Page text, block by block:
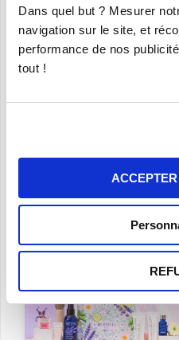
Dans quel but ? Mesurer
navigation sur le site, et
performance de nos
tout !